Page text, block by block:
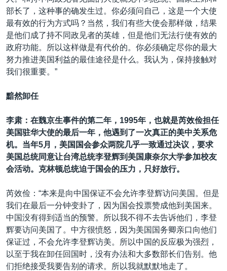
部长了，这种事的确发生过。你必须问自己，这是一个大使
最有效的行为方式吗？当然，我们有些大使会那样做，结果
是他们成了持不同政见者的英雄，但是他们无法行使有效的
政府功能。所以这样做是有代价的。你必须确定尽你的最大
努力推进美国利益的最佳途径是什么。我认为，保持接触对
我们很重要。”
黯然卸任
李肃：在魏京生事件的第二年，1995年，也就是芮效俭担任
美国驻华大使的最后一年，他遇到了一次真正的美中关系危
机。当年5月，美国国会参众两院几乎一致通过决议，要求
美国总统同意让台湾总统李登辉到美国康奈尔大学参加校友
会活动。克林顿总统迫于国会的压力，只好放行。
芮效俭：“本来是向中国保证不会允许李登辉访问美国。但是
我们在最后一分钟变卦了，因为国会投票赞成他到美国来。
中国没有得到适当的预警。所以我不得不去告诉他们，李登
辉要访问美国了。中方很愤怒，因为美国国务卿亲口向他们
保证过，不会允许李登辉访美。所以中国的反应极为强烈，
以至于我在卸任回国时，没有办法和大多数部长们告别。他
们拒绝接受我要告别的请求。所以我就默默地走了。